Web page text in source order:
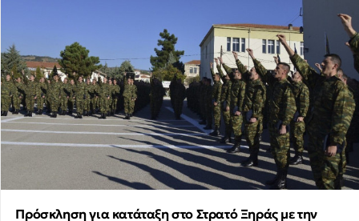
Πρόσκληση για κατάταξη στο Στρατό Ξηράς με την